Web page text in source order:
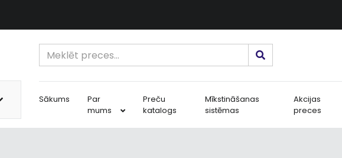
Sākums
Par
mums
Preču
katalogs
Mīkstināšanas
sistēmas
Akcijas
preces